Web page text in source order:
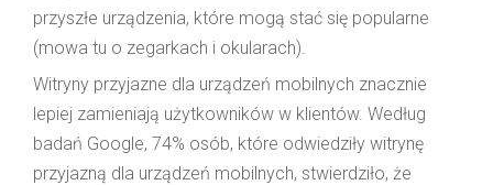
przyszłe urządzenia, które mogą stać się popularne
(mowa tu o zegarkach i okularach).
Witryny przyjazne dla urządzeń mobilnych znacznie
lepiej zamieniają użytkowników w klientów. Według
badań Google, 74% osób, które odwiedziły witrynę
przyjazną dla urządzeń mobilnych, stwierdziło, że